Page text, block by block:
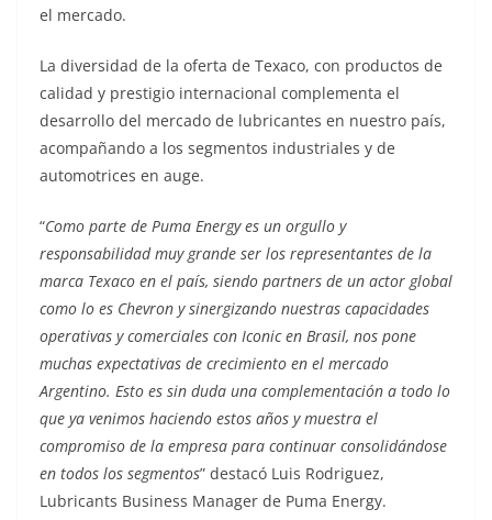
el mercado.
La diversidad de la oferta de Texaco, con productos de
calidad y prestigio internacional complementa el
desarrollo del mercado de lubricantes en nuestro país,
acompañando a los segmentos industriales y de
automotrices en auge.
“Como parte de Puma Energy es un orgullo y
responsabilidad muy grande ser los representantes de la
marca Texaco en el país, siendo partners de un actor global
como lo es Chevron y sinergizando nuestras capacidades
operativas y comerciales con Iconic en Brasil, nos pone
muchas expectativas de crecimiento en el mercado
Argentino. Esto es sin duda una complementación a todo lo
que ya venimos haciendo estos años y muestra el
compromiso de la empresa para continuar consolidándose
en todos los segmentos” destacó Luis Rodriguez,
Lubricants Business Manager de Puma Energy.